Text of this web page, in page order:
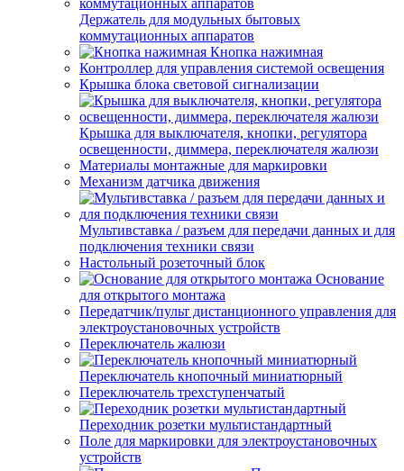
Держатель для модульных бытовых
коммутационных аппаратов
Кнопка нажимная
Контроллер для управления системой освещения
Крышка блока световой сигнализации
Крышка для выключателя, кнопки, регулятора
освещенности, диммера, переключателя жалюзи
Материалы монтажные для маркировки
Механизм датчика движения
Мультивставка / разъем для передачи данных и для
подключения техники связи
Настольный розеточный блок
Основание
для открытого монтажа
Передатчик/пульт дистанционного управления для
электроустановочных устройств
Переключатель жалюзи
Переключатель кнопочный миниатюрный
Переключатель трехступенчатый
Переходник розетки мультистандартный
Поле для маркировки для электроустановочных
устройств